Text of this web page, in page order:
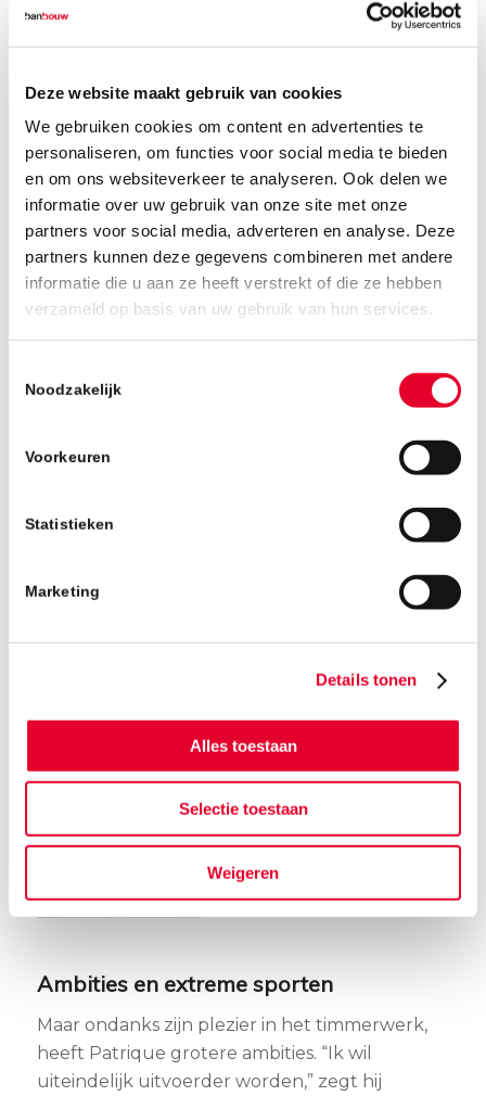
Deze website maakt gebruik van cookies
We gebruiken cookies om content en advertenties te
personaliseren, om functies voor social media te bieden
en om ons websiteverkeer te analyseren. Ook delen we
informatie over uw gebruik van onze site met onze
partners voor social media, adverteren en analyse. Deze
partners kunnen deze gegevens combineren met andere
informatie die u aan ze heeft verstrekt of die ze hebben
verzameld op basis van uw gebruik van hun services.
Noodzakelijk
Voorkeuren
Statistieken
Marketing
Details tonen
Alles toestaan
Selectie toestaan
Weigeren
erg blij mee! “Ik heb meerdere sollicitaties
gehad, maar mijn gevoel ging voor BanBouw.”
Op dit moment werkt Patrique aan de
gevelrenovatie vanDe Regentin Eindhoven.
“Mijn werkdag is nooit hetzelfde. We beginnen
de dag met koffie, natuurlijk, en dan gaan we
aan de slag. Iedereen doet zijn eigen ding,
maar we stemmen wel af wat er moet
gebeuren en wie hulp nodig heeft.”
Patrique werkt nauw samen met zijn collega’s
uitvoerder Wilbert Maas, voorman Stefan
hebben een leuk team hier bij BanBouw,
het geval van gevelrenovatie van De Regent
Ambities en extreme sporten
Maar ondanks zijn plezier in het timmerwerk,
heeft Patrique grotere ambities. “Ik wil
uiteindelijk uitvoerder worden,” zegt hij